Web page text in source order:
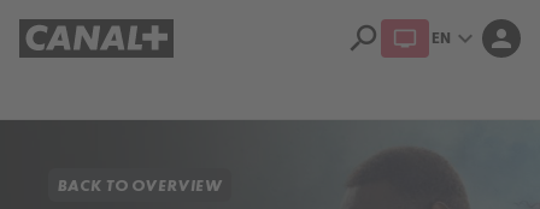
search EN expand_more person
BACK TO OVERVIEW